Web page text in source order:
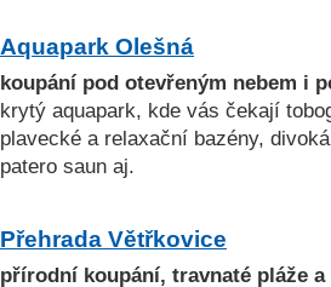
Aquapark Olešná
koupání pod otevřeným nebem i
krytý aquapark, kde vás čekají
plavecké a relaxační bazény,
patero saun aj.
Přehrada Větřkovice
přírodní koupání, travnaté pláže a